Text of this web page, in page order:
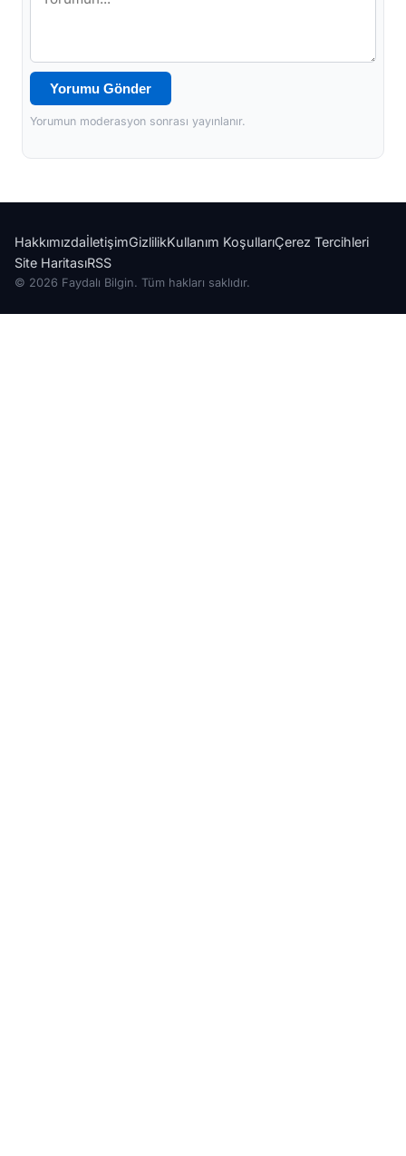
Yorumu Gönder
Yorumun moderasyon sonrası yayınlanır.
HakkımızdaİletişimGizlilikKullanım KoşullarıÇerez Tercihleri
Site HaritasıRSS
© 2026 Faydalı Bilgin. Tüm hakları saklıdır.